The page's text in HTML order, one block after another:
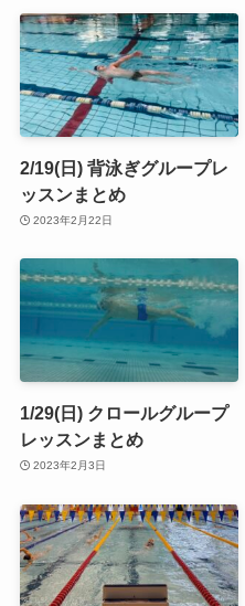
2/19(日) 背泳ぎグループレ
ッスンまとめ
2023年2月22日
1/29(日) クロールグループ
レッスンまとめ
2023年2月3日